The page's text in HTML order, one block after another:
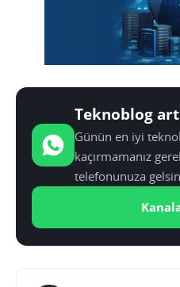
Teknoblog
Günün en iyi
kaçırmamanız
telefonunuza gelsin.